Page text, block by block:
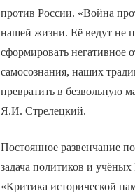
против России. «Война
нашей жизни. Её ведут не
сформировать негативное
самосознания, наших
превратить в безвольную
Я.И. Стрелецкий.
Постоянное развенчание
задача политиков и
«Критика исторической